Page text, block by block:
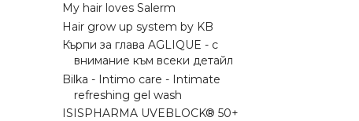
My hair loves Salerm
Hair grow up system by KB
Кърпи за глава AGLIQUE - с
внимание към всеки детайл
Bilka - Intimo care - Intimate
refreshing gel wash
ISISPHARMA UVEBLOCK® 50+